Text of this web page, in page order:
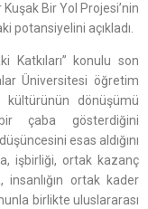
Bir Yol Projesi’nin
potansiyelini açıkladı.
Katkıları” konulu son
Üniversitesi öğretim
dönüşümü
çaba gösterdiğini
esas aldığını
işbirliği, ortak kazanç
insanlığın ortak kader
birlikte uluslararası